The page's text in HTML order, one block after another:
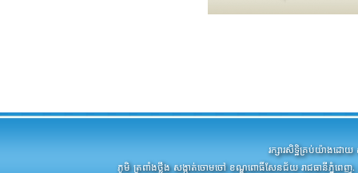
រក្សារសិទ្ឋិគ្រប់យ៉ាង
ភូមិ ត្រពាំងថ្លឹង សង្កាត់ចោមចៅ ខណ្ឌពោធិ៍សែនជ័យ រាជធានីភ្